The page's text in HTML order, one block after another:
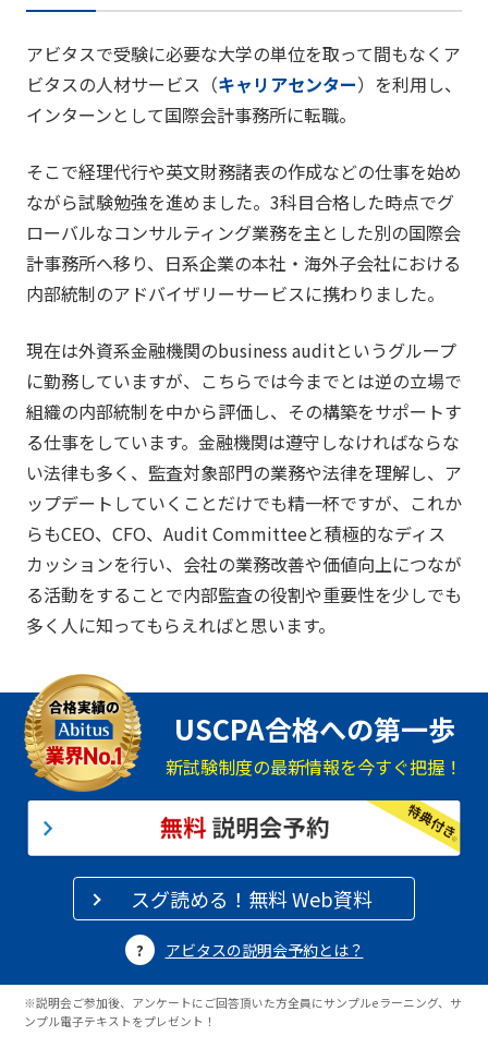
アビタスで受験に必要な大学の単位を取って間もなくア
ビタスの人材サービス（キャリアセンター）を利用し、
インターンとして国際会計事務所に転職。
そこで経理代行や英文財務諸表の作成などの仕事を始め
ながら試験勉強を進めました。3科目合格した時点でグ
ローバルなコンサルティング業務を主とした別の国際会
計事務所へ移り、日系企業の本社・海外子会社における
内部統制のアドバイザリーサービスに携わりました。
現在は外資系金融機関のbusiness auditというグループ
に勤務していますが、こちらでは今までとは逆の立場で
組織の内部統制を中から評価し、その構築をサポートす
る仕事をしています。金融機関は遵守しなければならな
い法律も多く、監査対象部門の業務や法律を理解し、ア
ップデートしていくことだけでも精一杯ですが、これか
らもCEO、CFO、Audit Committeeと積極的なディス
カッションを行い、会社の業務改善や価値向上につなが
る活動をすることで内部監査の役割や重要性を少しでも
多く人に知ってもらえればと思います。
USCPA合格への第一歩
新試験制度の最新情報を今すぐ把握！
スグ読める！無料 Web資料
アビタスの説明会予約とは？
※説明会ご参加後、アンケートにご回答頂いた方全員にサンプルeラーニング、サ
ンプル電子テキストをプレゼント！